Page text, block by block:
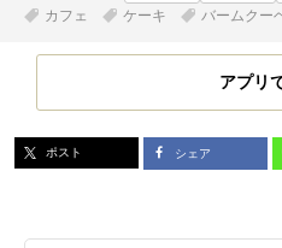
カフェ
ケーキ バームクー
アプリ
ポスト シェア